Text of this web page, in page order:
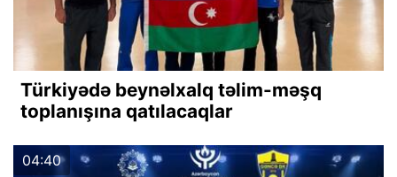
Türkiyədə beynəlxalq təlim-məşq
toplanışına qatılacaqlar
04:40